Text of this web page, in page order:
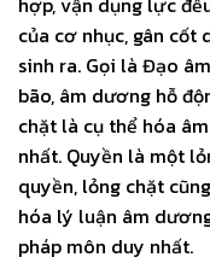
của cơ nhục, gân cốt
sinh ra. Gọi là Đạo
bão, âm dương hỗ
chặt là cụ thể hóa
nhất. Quyền là một
quyền, lỏng chặt
hóa lý luận âm
pháp môn duy nhất.